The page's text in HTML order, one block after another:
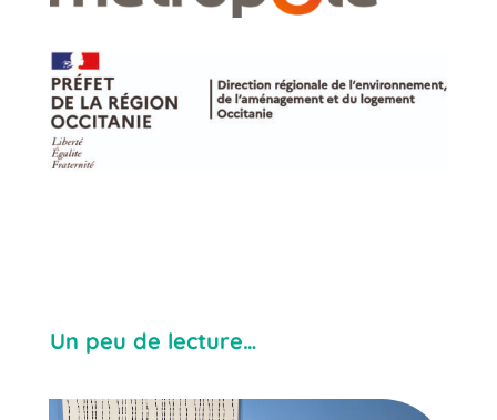
Un peu de lecture…